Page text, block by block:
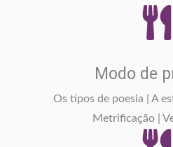
Modo de
Os tipos de poesia | A
Metrificação |